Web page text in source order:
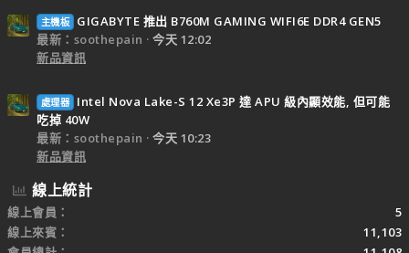
主機板
GIGABYTE 推出 B760M GAMING WIFI6E DDR4 GEN5
最新：soothepain
今天 12:02
新品資訊
處理器
Intel Nova Lake-S 12 Xe3P 達 APU 級內顯效能, 但可能
吃掉 40W
最新：soothepain
今天 10:23
新品資訊
線上統計
線上會員
5
線上來賓
11,103